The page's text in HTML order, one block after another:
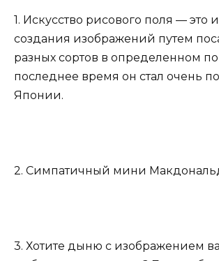
1. Искусство рисового поля — это
создания изображений путем
разных сортов в определенном
последнее время он стал очень
Японии.
2. Симпатичный мини
3. Хотите дыню с изображением